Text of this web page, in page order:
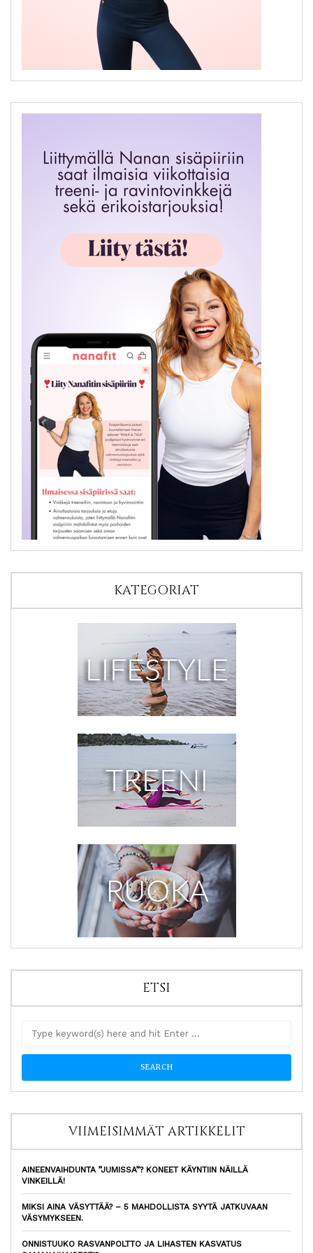
KATEGORIAT
ETSI
VIIMEISIMMÄT ARTIKKELIT
AINEENVAIHDUNTA ”JUMISSA”? KONEET KÄYNTIIN NÄILLÄ
VINKEILLÄ!
MIKSI AINA VÄSYTTÄÄ? – 5 MAHDOLLISTA SYYTÄ JATKUVAAN
VÄSYMYKSEEN.
ONNISTUUKO RASVANPOLTTO JA LIHASTEN KASVATUS